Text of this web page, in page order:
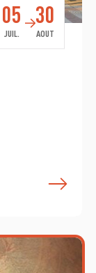
05
JUIL.
30
AOUT